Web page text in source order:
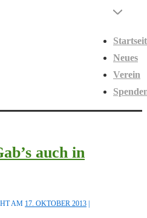
Menü
Neues
Verein
auch in
AM 17. OKTOBER 2013